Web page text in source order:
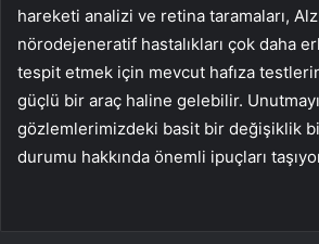
hareketi analizi ve retina taramaları,
nörodejeneratif hastalıkları çok daha
tespit etmek için mevcut hafıza
güçlü bir araç haline gelebilir.
gözlemlerimizdeki basit bir değişiklik
durumu hakkında önemli ipuçları